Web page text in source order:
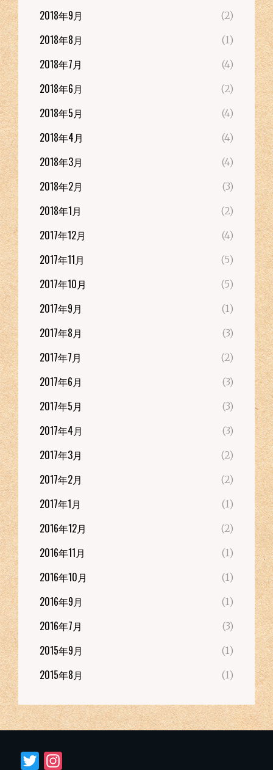
2018年9月 (2)
2018年8月 (1)
2018年7月 (4)
2018年6月 (2)
2018年5月 (4)
2018年4月 (4)
2018年3月 (4)
2018年2月 (3)
2018年1月 (2)
2017年12月 (4)
2017年11月 (5)
2017年10月 (5)
2017年9月 (1)
2017年8月 (3)
2017年7月 (2)
2017年6月 (3)
2017年5月 (3)
2017年4月 (3)
2017年3月 (2)
2017年2月 (2)
2017年1月 (1)
2016年12月 (2)
2016年11月 (1)
2016年10月 (1)
2016年9月 (1)
2016年7月 (3)
2015年9月 (1)
2015年8月 (1)